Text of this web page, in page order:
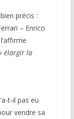
précis :
– Enrico
élargir la
t-il pas eu
vendre sa